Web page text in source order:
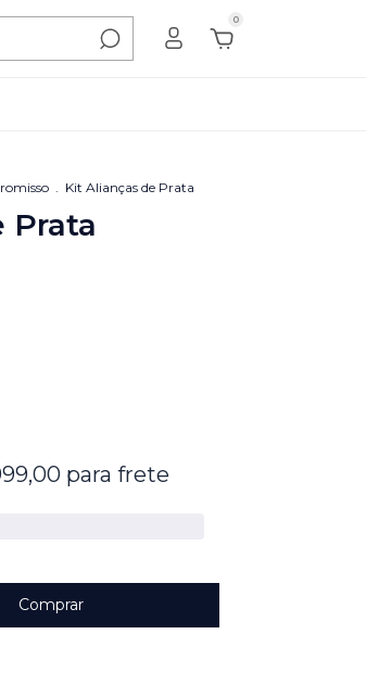
0
. Kit Alianças de Prata
Prata
para frete